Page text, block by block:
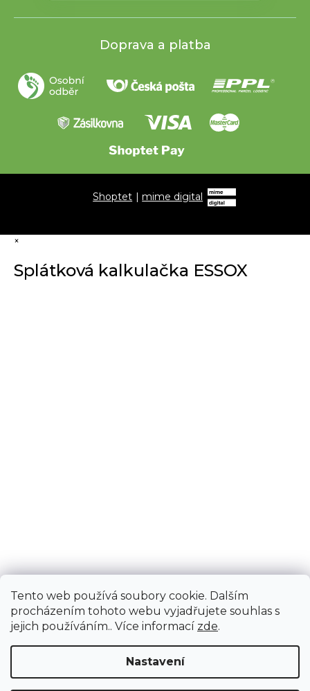
Tento web používá soubory cookie. Dalším
procházením tohoto webu vyjadřujete souhlas s
jejich používáním.. Více informací zde.
Nastavení
Doprava a platba
Shoptet |mime digital
×
Splátková kalkulačka ESSOX